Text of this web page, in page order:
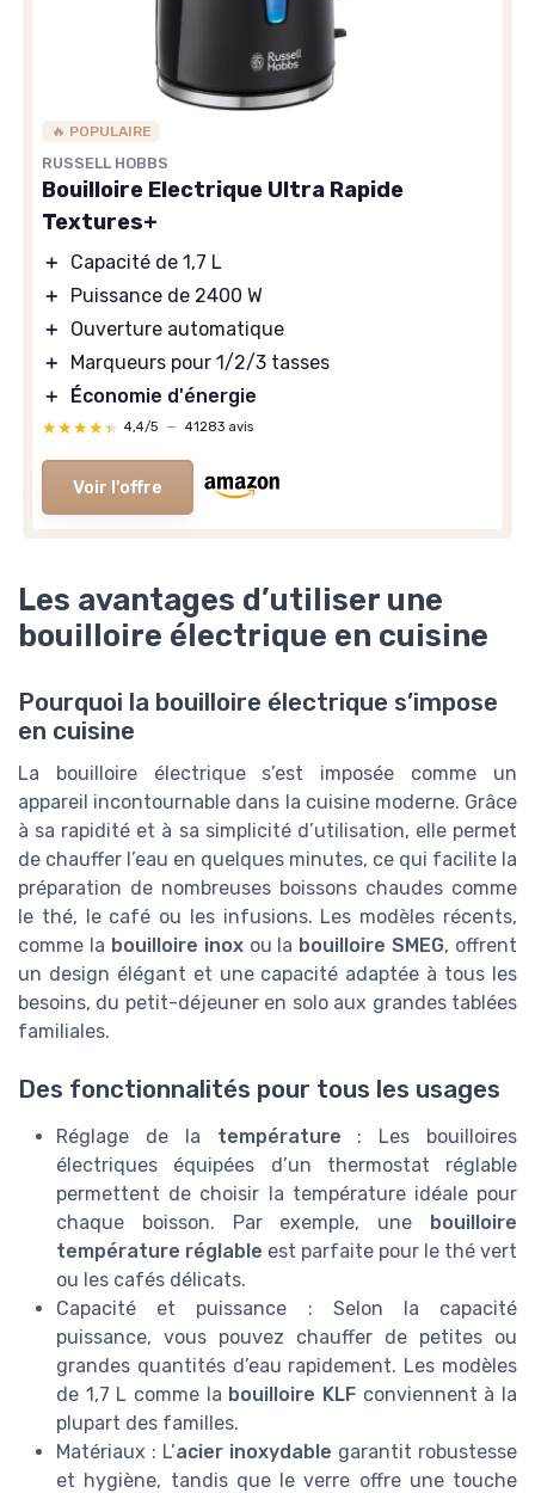
🔥 POPULAIRE
RUSSELL HOBBS
Bouilloire Electrique Ultra Rapide
Textures+
＋
Capacité de 1,7 L
＋
Puissance de 2400 W
＋
Ouverture automatique
＋
Marqueurs pour 1/2/3 tasses
＋
Économie d'énergie
★★★★★
★★★★★ 4,4/5 — 41283 avis
Voir l'offre
Les avantages d’utiliser une
bouilloire électrique en cuisine
Pourquoi la bouilloire électrique s’impose
en cuisine
La bouilloire électrique s’est imposée comme un
appareil incontournable dans la cuisine moderne. Grâce
à sa rapidité et à sa simplicité d’utilisation, elle permet
de chauffer l’eau en quelques minutes, ce qui facilite la
préparation de nombreuses boissons chaudes comme
le thé, le café ou les infusions. Les modèles récents,
comme la bouilloire inoxou la bouilloire SMEG, offrent
un design élégant et une capacité adaptée à tous les
besoins, du petit-déjeuner en solo aux grandes tablées
familiales.
Des fonctionnalités pour tous les usages
Réglage de la température : Les bouilloires
électriques équipées d’un thermostat réglable
permettent de choisir la température idéale pour
chaque boisson. Par exemple, une bouilloire
température réglable est parfaite pour le thé vert
ou les cafés délicats.
Capacité et puissance : Selon la capacité
puissance, vous pouvez chauffer de petites ou
grandes quantités d’eau rapidement. Les modèles
de 1,7 L comme la bouilloire KLF conviennent à la
plupart des familles.
Matériaux : L’acier inoxydable garantit robustesse
et hygiène, tandis que le verre offre une touche